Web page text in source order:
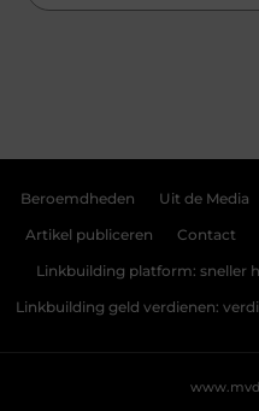
Beroemdheden Uit de Media
Artikel publiceren Contact
Linkbuilding platform: sneller
Linkbuilding geld verdienen: